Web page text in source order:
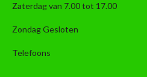
Zaterdag van 7.00 tot 17.00
Zondag Gesloten
Telefoons